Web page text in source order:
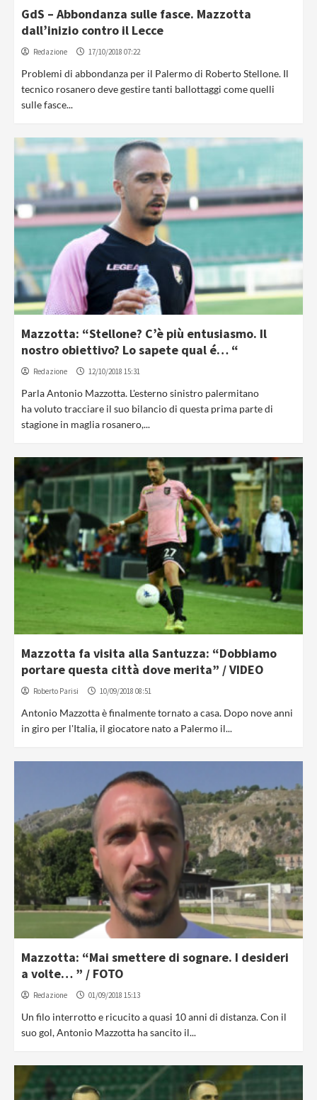
GdS – Abbondanza sulle fasce. Mazzotta
dall’inizio contro il Lecce
Redazione 17/10/2018 07:22
Problemi di abbondanza per il Palermo di Roberto Stellone. Il
tecnico rosanero deve gestire tanti ballottaggi come quelli
sulle fasce...
Mazzotta: “Stellone? C’è più entusiasmo. Il
nostro obiettivo? Lo sapete qual é… “
Redazione 12/10/2018 15:31
Parla Antonio Mazzotta. L'esterno sinistro palermitano
ha voluto tracciare il suo bilancio di questa prima parte di
stagione in maglia rosanero,...
Mazzotta fa visita alla Santuzza: “Dobbiamo
portare questa città dove merita” / VIDEO
Roberto Parisi 10/09/2018 08:51
Antonio Mazzotta è finalmente tornato a casa. Dopo nove anni
in giro per l'Italia, il giocatore nato a Palermo il...
Mazzotta: “Mai smettere di sognare. I desideri
a volte… ” / FOTO
Redazione 01/09/2018 15:13
Un filo interrotto e ricucito a quasi 10 anni di distanza. Con il
suo gol, Antonio Mazzotta ha sancito il...